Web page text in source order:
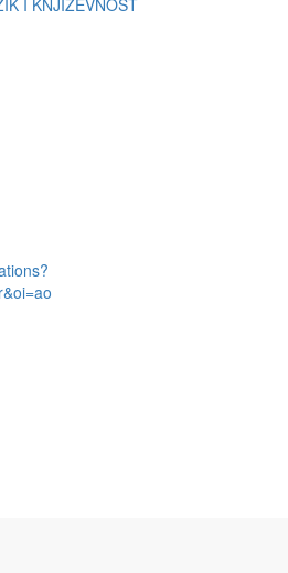
I KNJIŽEVNOST